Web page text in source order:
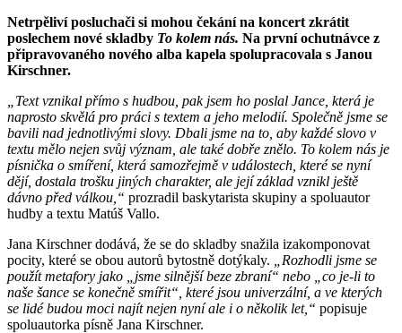
Netrpěliví posluchači si mohou čekání na koncert zkrátit
poslechem nové skladby To kolem nás. Na první ochutnávce z
připravovaného nového alba kapela spolupracovala s Janou
Kirschner.
„Text vznikal přímo s hudbou, pak jsem ho poslal Jance, která je
naprosto skvělá pro práci s textem a jeho melodií. Společně jsme se
bavili nad jednotlivými slovy. Dbali jsme na to, aby každé slovo v
textu mělo nejen svůj význam, ale také dobře znělo. To kolem nás je
písnička o smíření, která samozřejmě v událostech, které se nyní
dějí, dostala trošku jiných charakter, ale její základ vznikl ještě
dávno před válkou,“ prozradil baskytarista skupiny a spoluautor
hudby a textu Matúš Vallo.
Jana Kirschner dodává, že se do skladby snažila izakomponovat
pocity, které se obou autorů bytostně dotýkaly.
„Rozhodli jsme se
použít metafory jako „jsme silnější beze zbraní“ nebo „co je-li to
naše šance se konečně smířit“, které jsou univerzální, a ve kterých
se lidé budou moci najít nejen nyní ale i o několik let,“ popisuje
spoluautorka písně Jana Kirschner.